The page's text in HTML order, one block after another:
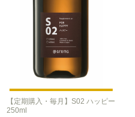
【定期購入・毎月】S02 ハッピー
250ml